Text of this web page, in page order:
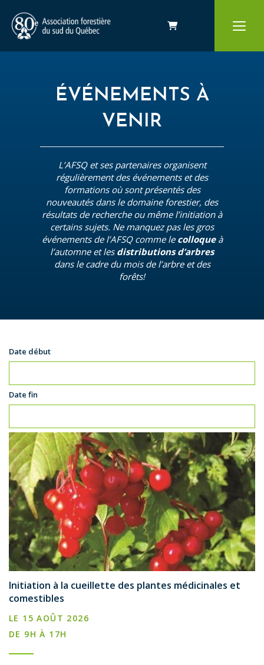
Panier
ÉVÉNEMENTS À
VENIR
L’AFSQ et ses partenaires organisent
régulièrement des événements et des
formations où sont présentés des
nouveautés dans le domaine forestier, des
résultats de recherche ou même l’initiation à
certains sujets. Ne manquez pas les gros
événements de l’AFSQ comme le colloqueà
l’automne et les distributions d’arbres
dans le cadre du mois de l’arbre et des
forêts!
Date début
Date fin
Initiation à la cueillette des plantes médicinales et
comestibles
LE 15 AOÛT 2026
DE 9H À 17H